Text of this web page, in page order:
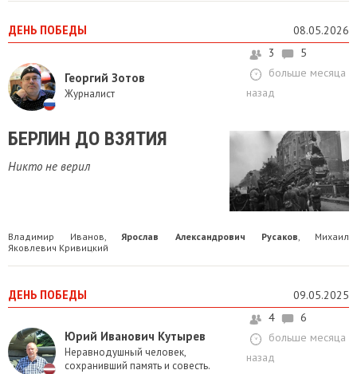
ДЕНЬ ПОБЕДЫ 08.05.2026
Георгий Зотов
Журналист
3
5
больше месяца
назад
БЕРЛИН ДО ВЗЯТИЯ
Никто не верил
Владимир Иванов,Ярослав Александрович Русаков, Михаил
Яковлевич Кривицкий
ДЕНЬ ПОБЕДЫ 09.05.2025
Юрий Иванович Кутырев
Неравнодушный человек,
сохранивший память и совесть.
4
6
больше месяца
назад